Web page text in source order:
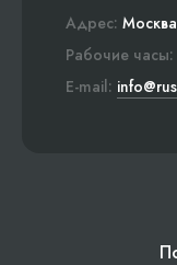
Адрес:
Рабочие часы:
E-mail: